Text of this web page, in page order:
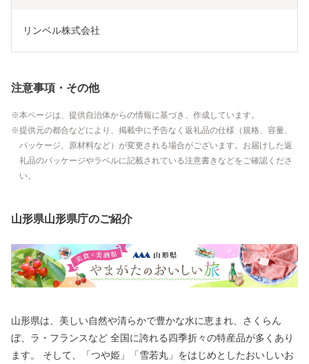
リンベル株式会社
注意事項・その他
本ページは、提供自治体からの情報に基づき、作成しています。
提供元の都合などにより、掲載中に予告なく返礼品の仕様（規格、容量、
パッケージ、原材料など）が変更される場合がございます。お届けした返
礼品のパッケージやラベルに記載されている注意書きなどをご確認くださ
い。
山形県山形県庁のご紹介
山形県は、美しい自然や清らかで豊かな水に恵まれ、さくらん
ぼ、ラ・フランスなど 全国に誇れる四季折々の特産品が多くあり
ます。 そして、「つや姫」「雪若丸」をはじめとしたおいしいお